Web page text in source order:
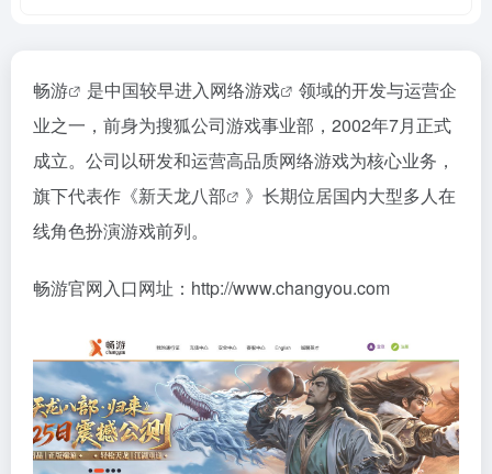
畅游 是中国较早进入网络游戏
领域的开发与运营企
业之一，前身为搜狐公司游戏事业部，2002年7月正式
成立。公司以研发和运营高品质网络游戏为核心业务，
旗下代表作《新天龙八部
》长期位居国内大型多人在
线角色扮演游戏前列。
畅游官网入口网址：http://www.changyou.com